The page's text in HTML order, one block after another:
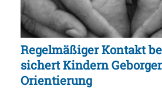
Regelmäßiger Kontakt
sichert Kindern
Orientierung